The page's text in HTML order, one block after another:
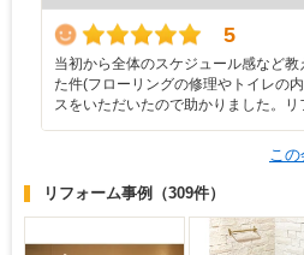
5
当初から全体のスケジュール感など
た件(フローリングの修理やトイレの
スをいただいたので助かりました。
こ
リフォーム事例 （309件）